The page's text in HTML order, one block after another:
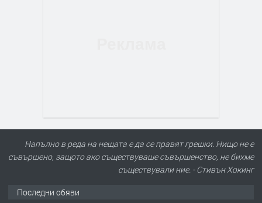
Напълно в реда на нещата е да се правят грешки. Нищо не е
съвършено, защото ако съществуваше съвършенство, не бихме
съществували ние. - Стивън Хокинг
Последни обяви